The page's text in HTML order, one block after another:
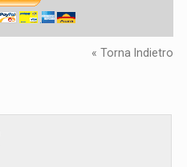
« Torna Indietro